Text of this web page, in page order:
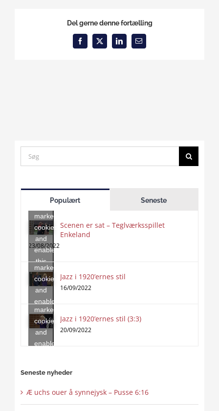
Del gerne denne fortælling
Facebook
X LinkedInEmail
Search
for:
Populært Seneste
accept
marketing
cookies
and
enable
this
content
Scenen er sat – Teglværksspillet
Enkeland
23/08/2022
Click
to
marketing
cookies
and
enable
this
content
Jazz i 1920’ernes stil
16/09/2022
Click
to
accept
marketing
cookies
and
enable
Jazz i 1920’ernes stil (3:3)
20/09/2022
Seneste nyheder
Æ uchs ouer å synnejysk – Pusse 6:16